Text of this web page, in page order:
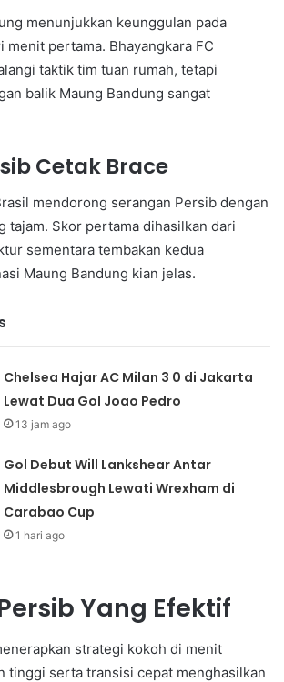
menunjukkan keunggulan pada
menit pertama. Bhayangkara FC
taktik tim tuan rumah, tetapi
balik Maung Bandung sangat
Cetak Brace
mendorong serangan Persib dengan
tajam. Skor pertama dihasilkan dari
sementara tembakan kedua
Maung Bandung kian jelas.
Chelsea Hajar AC Milan 3 0 di Jakarta
Lewat Dua Gol Joao Pedro
13 jam ago
Gol Debut Will Lankshear Antar
Middlesbrough Lewati Wrexham di
Carabao Cup
1 hari ago
Yang Efektif
strategi kokoh di menit
tinggi serta transisi cepat menghasilkan